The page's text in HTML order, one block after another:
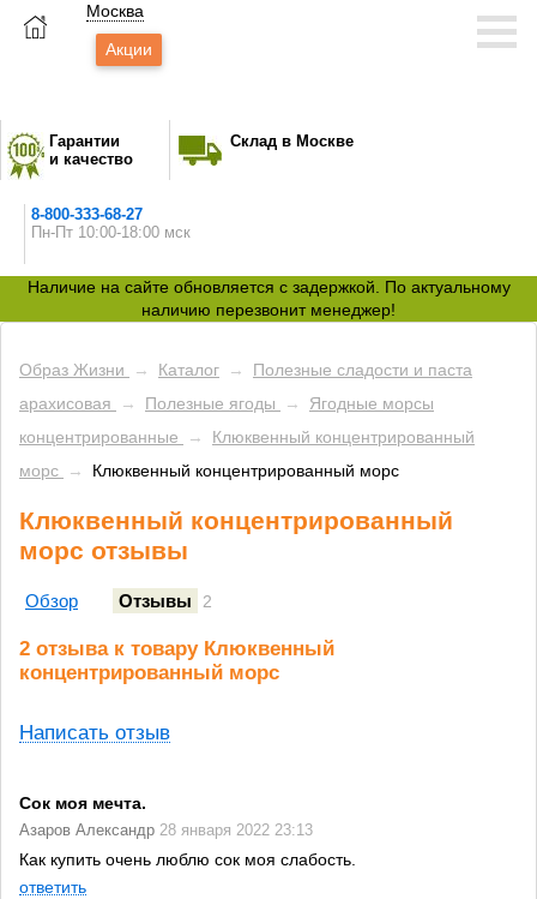
Москва
Акции
Гарантии
и качество
Склад в Москве
8-800-333-68-27
Пн-Пт 10:00-18:00 мск
Наличие на сайте обновляется с задержкой. По актуальному
наличию перезвонит менеджер!
Образ Жизни → Каталог →
Полезные сладости и паста
арахисовая
→ Полезные ягоды →
Ягодные морсы
концентрированные
→
Клюквенный концентрированный
морс
→ Клюквенный концентрированный морс
Клюквенный концентрированный
морс отзывы
Обзор Отзывы 2
2 отзыва к товару Клюквенный
концентрированный морс
Написать отзыв
Сок моя мечта.
Азаров Александр 28 января 2022 23:13
Как купить очень люблю сок моя слабость.
ответить